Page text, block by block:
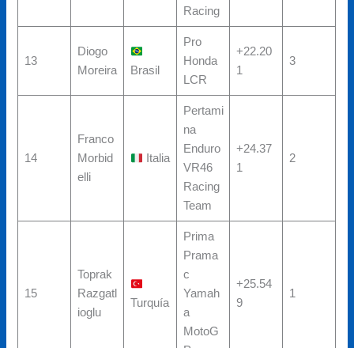
Racing
13
Diogo
Moreira
Brasil
Pro
Honda
LCR
+22.20
1
3
14
Franco
Morbid
elli
Italia
Pertami
na
Enduro
VR46
Racing
Team
+24.37
1
2
15
Toprak
Razgatl
ioglu
Turquía
Prima
Prama
c
Yamah
a
MotoG
+25.54
9
1